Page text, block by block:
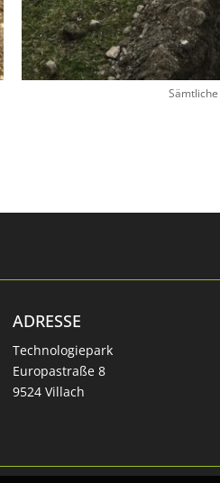
ADRESSE
Technologiepark
Europastraße 8
9524 Villach